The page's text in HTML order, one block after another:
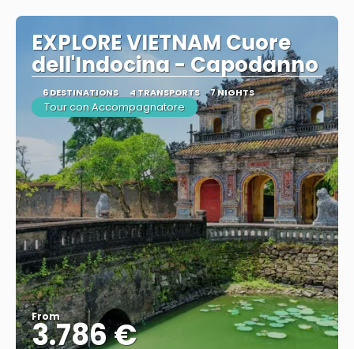
EXPLORE VIETNAM Cuore
dell'Indocina - Capodanno
6 DESTINATIONS 4 TRANSPORTS 7 NIGHTS
Tour con Accompagnatore
From
3.786 €